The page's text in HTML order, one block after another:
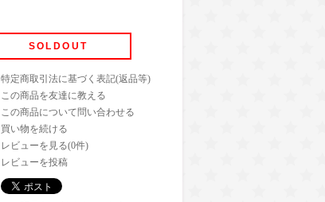
SOLDOUT
特定商取引法に基づく表記(返品等)
この商品を友達に教える
この商品について問い合わせる
買い物を続ける
レビューを見る(0件)
レビューを投稿